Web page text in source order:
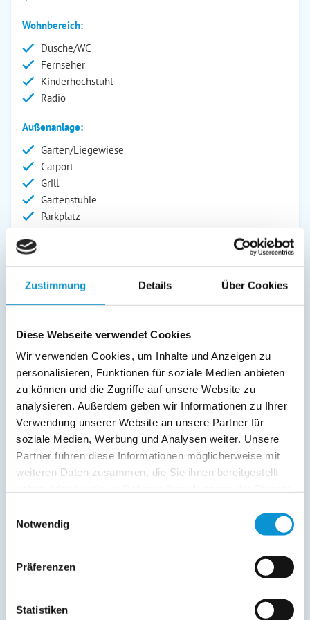
Zustimmung Details Über Cookies
Diese Webseite verwendet Cookies
Wir verwenden Cookies, um Inhalte und Anzeigen zu
personalisieren, Funktionen für soziale Medien anbieten
zu können und die Zugriffe auf unsere Website zu
analysieren. Außerdem geben wir Informationen zu Ihrer
Verwendung unserer Website an unsere Partner für
soziale Medien, Werbung und Analysen weiter. Unsere
Partner führen diese Informationen möglicherweise mit
weiteren Daten zusammen, die Sie ihnen bereitgestellt
Notwendig
Präferenzen
Statistiken
Wohnbereich:
Dusche/WC
Fernseher
Kinderhochstuhl
Radio
Außenanlage:
Garten/Liegewiese
Carport
Grill
Gartenstühle
Parkplatz
Garage
Terrasse
Geschirrtücher inkl.
Verpflegung:
Sonstiges:
Besonders gut für Wassersportler geeignet - beliebtester
Kite- und Surfspot der Insel Rügen nur 100 Meter entfernt.
Das Rauchen ist nicht im Haus aber auf der Terrasse
gestattet. Die Unterkunft ist allergikergeeignet. Haustiere
sind deswegen im Haus und auf dem Grundstück nicht
Beschreibung
Wir haben das Haus im Juli 2018 fertiggestellt und dabei
sehr viel Liebe investiert, damit Sie sich wohlfühlen. Die
Wohnung ist toll ausgestattet. Boxspringbetten, bequeme
Sitzmöbel, Fernseher in jedem Zimmer und elektrische